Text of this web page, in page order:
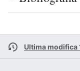
Ultima modifica